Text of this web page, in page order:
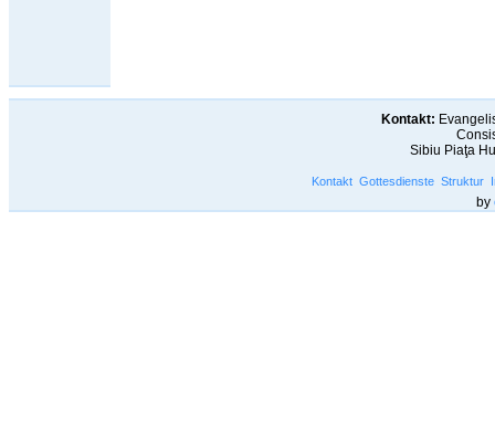
Kontakt:
Sibiu Piaţa
Kontakt Gottesdienste Struktur
by